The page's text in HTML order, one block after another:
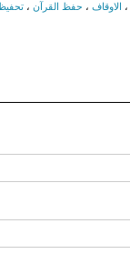
، الاوقاف ، حفظ القرآن ،